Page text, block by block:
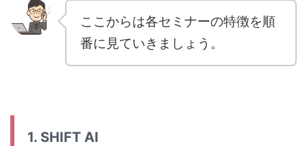
ここからは各セミナーの特徴を順
番に見ていきましょう。
1. SHIFT AI